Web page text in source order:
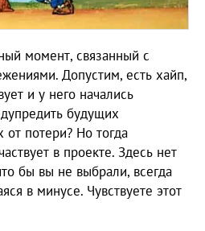
момент, связанный с
Допустим, есть хайп,
и у него начались
будущих
от потери? Но тогда
в проекте. Здесь нет
бы вы не выбрали, всегда
в минусе. Чувствуете этот